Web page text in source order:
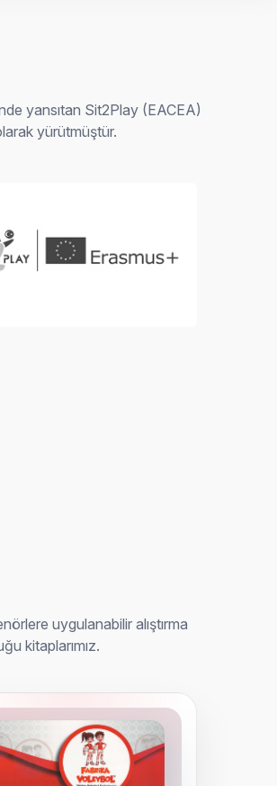
yansıtan Sit2Play (EACEA)
yürütmüştür.
uygulanabilir alıştırma
kitaplarımız.